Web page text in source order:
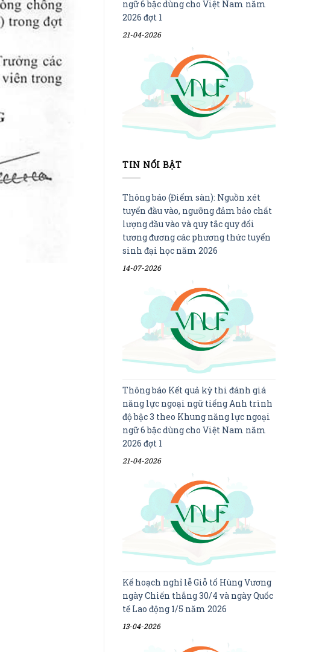
ngữ 6 bậc dùng cho Việt Nam năm
2026 đợt 1
21-04-2026
TIN NỔI BẬT
Thông báo (Điểm sàn): Nguồn xét
tuyển đầu vào, ngưỡng đảm bảo chất
lượng đầu vào và quy tắc quy đổi
tương đương các phương thức tuyển
sinh đại học năm 2026
14-07-2026
Thông báo Kết quả kỳ thi đánh giá
năng lực ngoại ngữ tiếng Anh trình
độ bậc 3 theo Khung năng lực ngoại
ngữ 6 bậc dùng cho Việt Nam năm
2026 đợt 1
21-04-2026
Kế hoạch nghỉ lễ Giỗ tổ Hùng Vương
ngày Chiến thắng 30/4 và ngày Quốc
tế Lao động 1/5 năm 2026
13-04-2026